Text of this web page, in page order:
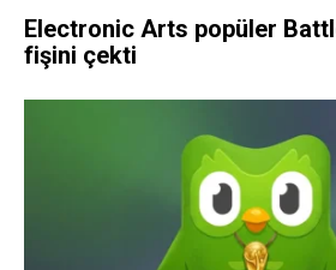
Electronic Arts popüler
fişini çekti